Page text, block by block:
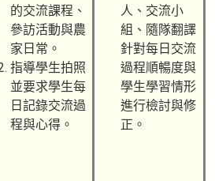
的交流課程、
參訪活動與農
家日常。
指導學生拍照
並要求學生每
日記錄交流過
程與心得。
人、交流小
組、隨隊翻譯
針對每日交流
過程順暢度與
學生學習情形
進行檢討與修
正。